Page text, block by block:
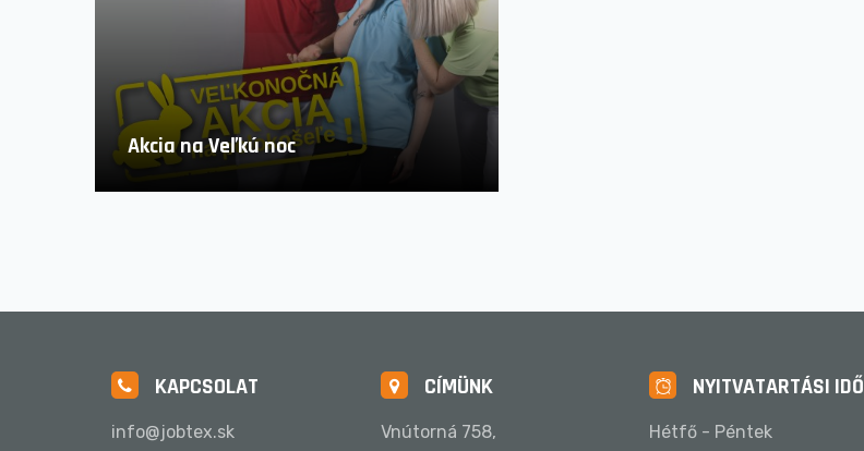
Akcia na Veľkú noc
KAPCSOLAT
info@jobtex.sk
CÍMÜNK
Vnútorná 758,
NYITVATARTÁSI IDŐ
Hétfő - Péntek